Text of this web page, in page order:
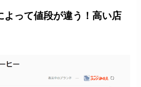
って値段が違う！高い店